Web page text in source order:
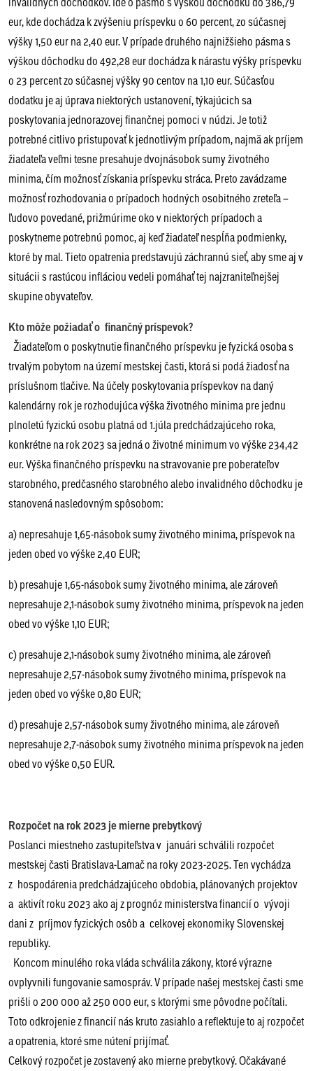
eur, kde dochádza k zvýšeniu príspevku o 60 percent, zo súčasnej
výšky 1,50 eur na 2,40 eur. V prípade druhého najnižšieho pásma s
výškou dôchodku do 492,28 eur dochádza k nárastu výšky príspevku
o 23 percent zo súčasnej výšky 90 centov na 1,10 eur. Súčasťou
dodatku je aj úprava niektorých ustanovení, týkajúcich sa
poskytovania jednorazovej finančnej pomoci v núdzi. Je totiž
potrebné citlivo pristupovať k jednotlivým prípadom, najmä ak príjem
žiadateľa veľmi tesne presahuje dvojnásobok sumy životného
minima, čím možnosť získania príspevku stráca. Preto zavádzame
možnosť rozhodovania o prípadoch hodných osobitného zreteľa –
ľudovo povedané, prižmúrime oko v niektorých prípadoch a
poskytneme potrebnú pomoc, aj keď žiadateľ nespĺňa podmienky,
ktoré by mal. Tieto opatrenia predstavujú záchrannú sieť, aby sme aj v
situácii s rastúcou infláciou vedeli pomáhať tej najzraniteľnejšej
skupine obyvateľov.
Kto môže požiadať o finančný príspevok?
Žiadateľom o poskytnutie finančného príspevku je fyzická osoba s
trvalým pobytom na území mestskej časti, ktorá si podá žiadosť na
príslušnom tlačive. Na účely poskytovania príspevkov na daný
kalendárny rok je rozhodujúca výška životného minima pre jednu
plnoletú fyzickú osobu platná od 1.júla predchádzajúceho roka,
konkrétne na rok 2023 sa jedná o životné minimum vo výške 234,42
eur. Výška finančného príspevku na stravovanie pre poberateľov
starobného, predčasného starobného alebo invalidného dôchodku je
stanovená nasledovným spôsobom:
a) nepresahuje 1,65-násobok sumy životného minima, príspevok na
jeden obed vo výške 2,40 EUR;
b) presahuje 1,65-násobok sumy životného minima, ale zároveň
nepresahuje 2,1-násobok sumy životného minima, príspevok na jeden
obed vo výške 1,10 EUR;
c) presahuje 2,1-násobok sumy životného minima, ale zároveň
nepresahuje 2,57-násobok sumy životného minima, príspevok na
jeden obed vo výške 0,80 EUR;
d) presahuje 2,57-násobok sumy životného minima, ale zároveň
nepresahuje 2,7-násobok sumy životného minima príspevok na jeden
obed vo výške 0,50 EUR.
Rozpočet na rok 2023 je mierne prebytkový
Poslanci miestneho zastupiteľstva v januári schválili rozpočet
mestskej časti Bratislava-Lamač na roky 2023-2025. Ten vychádza
z hospodárenia predchádzajúceho obdobia, plánovaných projektov
a aktivít roku 2023 ako aj z prognóz ministerstva financií o vývoji
dani z príjmov fyzických osôb a celkovej ekonomiky Slovenskej
republiky.
Koncom minulého roka vláda schválila zákony, ktoré výrazne
ovplyvnili fungovanie samospráv. V prípade našej mestskej časti sme
prišli o 200 000 až 250 000 eur, s ktorými sme pôvodne počítali.
Toto odkrojenie z financií nás kruto zasiahlo a reflektuje to aj rozpočet
a opatrenia, ktoré sme nútení prijímať.
Celkový rozpočet je zostavený ako mierne prebytkový. Očakávané